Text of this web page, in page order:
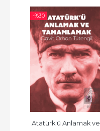
-%30
Atatürk'ü Anlamak ve